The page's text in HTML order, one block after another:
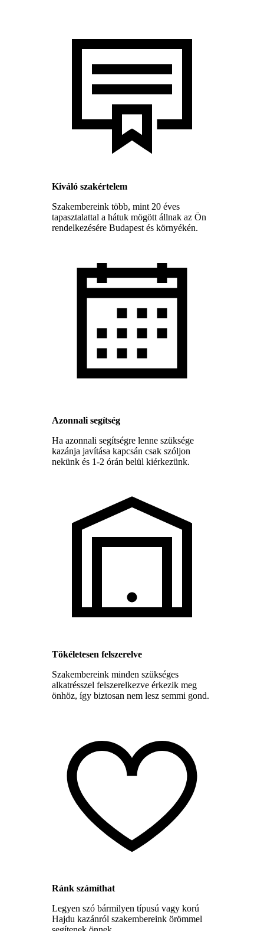
Kiváló szakértelem
Szakembereink több, mint 20 éves
tapasztalattal a hátuk mögött állnak az Ön
rendelkezésére Budapest és környékén.
Azonnali segítség
Ha azonnali segítségre lenne szüksége
kazánja javítása kapcsán csak szóljon
nekünk és 1-2 órán belül kiérkezünk.
Tökéletesen felszerelve
Szakembereink minden szükséges
alkatrésszel felszerelkezve érkezik meg
önhöz, így biztosan nem lesz semmi gond.
Ránk számíthat
Legyen szó bármilyen típusú vagy korú
Hajdu kazánról szakembereink örömmel